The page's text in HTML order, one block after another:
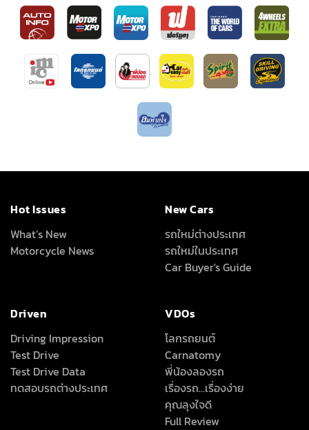
Hot Issues
What’s New
Motorcycle News
New Cars
รถใหม่ต่างประเทศ
รถใหม่ในประเทศ
Car Buyer's Guide
Driven
Driving Impression
Test Drive
Test Drive Data
ทดสอบรถต่างประเทศ
VDOs
โลกรถยนต์
Carnatomy
พี่น้องลองรถ
เรื่องรถ…เรื่องง่าย
คุณลุงใจดี
Full Review